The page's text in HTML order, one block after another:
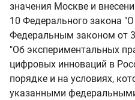
значения Москве и
10 Федерального закона
Федеральным законом от
"Об экспериментальных
цифровых инноваций в
порядке и на условиях,
указанными